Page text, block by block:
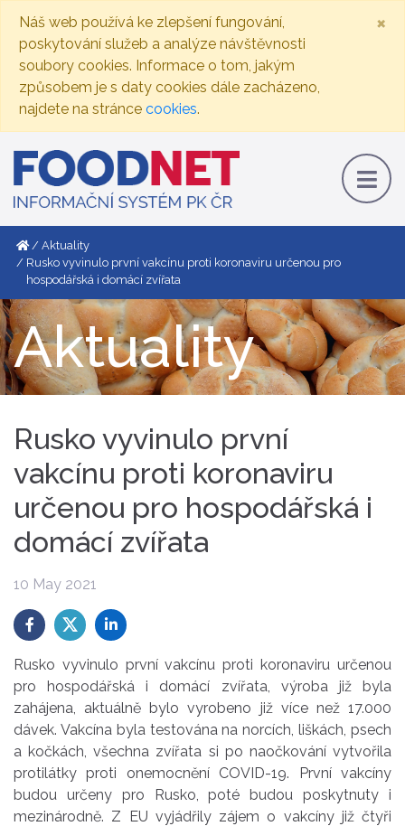
Náš web používá ke zlepšení fungování,
poskytování služeb a analýze návštěvnosti
soubory cookies. Informace o tom, jakým
způsobem je s daty cookies dále zacházeno,
najdete na stránce cookies.
×
Aktuality
Rusko vyvinulo první vakcínu proti koronaviru určenou pro
hospodářská i domácí zvířata
Aktuality
Rusko vyvinulo první
vakcínu proti koronaviru
určenou pro hospodářská i
domácí zvířata
10 May 2021
Rusko vyvinulo první vakcínu proti koronaviru určenou
pro hospodářská i domácí zvířata, výroba již byla
zahájena, aktuálně bylo vyrobeno již více než 17.000
dávek. Vakcína byla testována na norcích, liškách, psech
a kočkách, všechna zvířata si po naočkování vytvořila
protilátky proti onemocnění COVID-19. První vakcíny
budou určeny pro Rusko, poté budou poskytnuty i
mezinárodně. Z EU vyjádřily zájem o vakcíny již čtyři